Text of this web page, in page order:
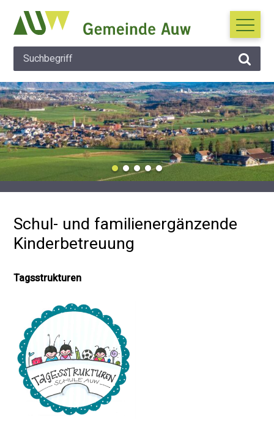
Navigieren in Auw
Schnellnavigation
Suche
Suchbegriff
Suche
Schul- und familienergänzende
Kinderbetreuung
Tagsstrukturen